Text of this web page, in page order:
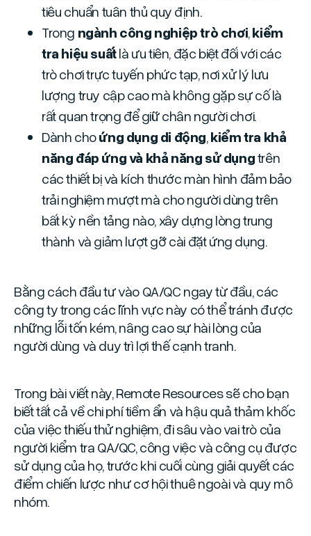
tiêu chuẩn tuân thủ quy định.
Trong ngành công nghiệp trò chơi,kiểm
tra hiệu suấtlà ưu tiên, đặc biệt đối với các
trò chơi trực tuyến phức tạp, nơi xử lý lưu
lượng truy cập cao mà không gặp sự cố là
rất quan trọng để giữ chân người chơi.
Dành choứng dụng di động,kiểm tra khả
năng đáp ứng và khả năng sử dụngtrên
các thiết bị và kích thước màn hình đảm bảo
trải nghiệm mượt mà cho người dùng trên
bất kỳ nền tảng nào, xây dựng lòng trung
thành và giảm lượt gỡ cài đặt ứng dụng.
Bằng cách đầu tư vào QA/QC ngay từ đầu, các
công ty trong các lĩnh vực này có thể tránh được
những lỗi tốn kém, nâng cao sự hài lòng của
người dùng và duy trì lợi thế cạnh tranh.
Trong bài viết này, Remote Resources sẽ cho bạn
biết tất cả về chi phí tiềm ẩn và hậu quả thảm khốc
của việc thiếu thử nghiệm, đi sâu vào vai trò của
người kiểm tra QA/QC, công việc và công cụ được
sử dụng của họ, trước khi cuối cùng giải quyết các
điểm chiến lược như cơ hội thuê ngoài và quy mô
nhóm.